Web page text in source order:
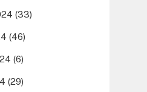
(33)
(46)
(6)
(29)